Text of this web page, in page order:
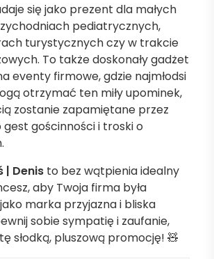
się jako prezent dla małych
pediatrycznych,
turystycznych czy w trakcie
To także doskonały gadżet
eventy firmowe, gdzie najmłodsi
otrzymać ten miły upominek,
zostanie zapamiętane przez
gest gościnności i troski o
| Denis to bez wątpienia idealny
aby Twoja firma była
marka przyjazna i bliska
sobie sympatię i zaufanie,
słodką, pluszową promocję! 🧸